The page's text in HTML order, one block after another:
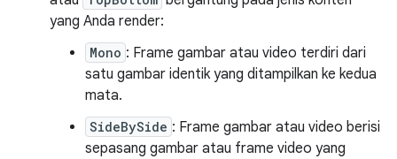
yang Anda render:
Mono : Frame gambar atau video terdiri dari
satu gambar identik yang ditampilkan ke kedua
mata.
SideBySide : Frame gambar atau video berisi
sepasang gambar atau frame video yang